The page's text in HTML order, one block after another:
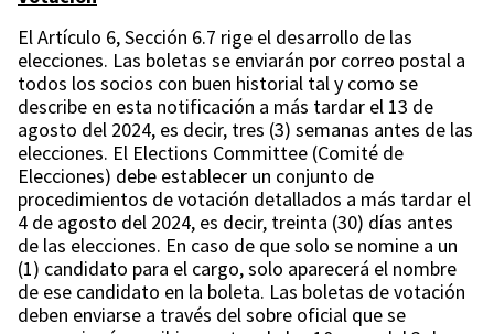
El Artículo 6, Sección 6.7 rige el desarrollo de las
elecciones. Las boletas se enviarán por correo postal a
todos los socios con buen historial tal y como se
describe en esta notificación a más tardar el 13 de
agosto del 2024, es decir, tres (3) semanas antes de las
elecciones. El Elections Committee (Comité de
Elecciones) debe establecer un conjunto de
procedimientos de votación detallados a más tardar el
4 de agosto del 2024, es decir, treinta (30) días antes
de las elecciones. En caso de que solo se nomine a un
(1) candidato para el cargo, solo aparecerá el nombre
de ese candidato en la boleta. Las boletas de votación
deben enviarse a través del sobre oficial que se